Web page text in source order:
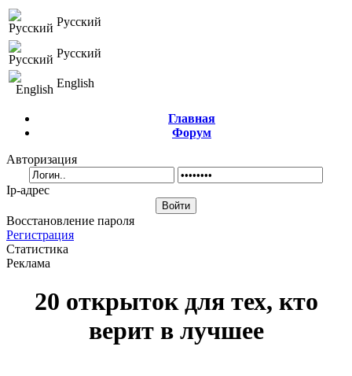
Русский
Русский
English
Главная
Форум
Авторизация
Ip-адрес
Восстановление пароля
Регистрация
Статистика
Реклама
20 открыток для тех, кто
верит в лучшее